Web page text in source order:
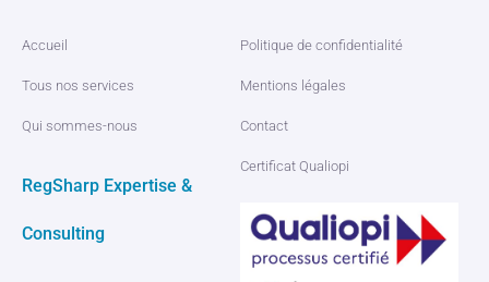
Accueil
Tous nos services
Qui sommes-nous
RegSharp Expertise &
Consulting
Politique de confidentialité
Mentions légales
Contact
Certificat Qualiopi